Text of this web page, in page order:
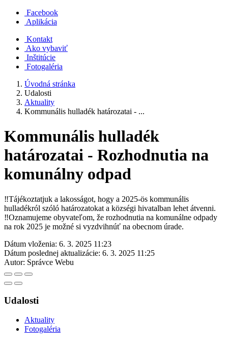
Facebook
Aplikácia
Kontakt
Ako vybaviť
Inštitúcie
Fotogaléria
Úvodná stránka
Udalosti
Aktuality
Kommunális hulladék határozatai - ...
Kommunális hulladék
határozatai - Rozhodnutia na
komunálny odpad
‼️Tájékoztatjuk a lakosságot, hogy a 2025-ös kommunális
hulladékról szóló határozatokat a községi hivatalban lehet átvenni.
‼️Oznamujeme obyvateľom, že rozhodnutia na komunálne odpady
na rok 2025 je možné si vyzdvihnúť na obecnom úrade.
Dátum vloženia: 6. 3. 2025 11:23
Dátum poslednej aktualizácie: 6. 3. 2025 11:25
Autor: Správce Webu
Udalosti
Aktuality
Fotogaléria